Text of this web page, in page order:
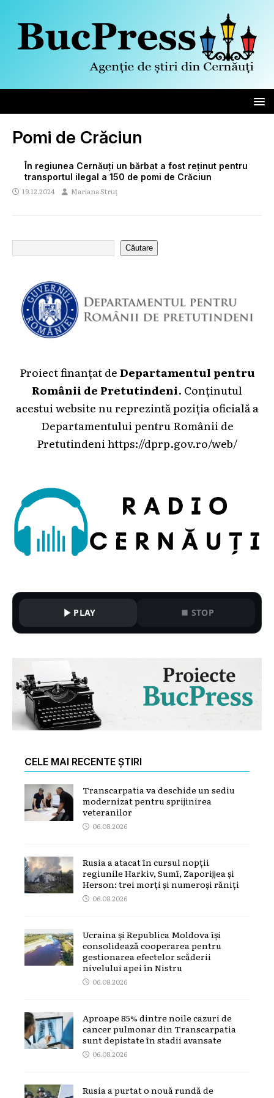
Pomi de Crăciun
În regiunea Cernăuți un bărbat a fost reținut pentru
transportul ilegal a 150 de pomi de Crăciun
19.12.2024 Mariana Struț
Căutare
Proiect finanțat deDepartamentul pentru
Românii de Pretutindeni. Conținutul
acestui website nu reprezintă poziția oficială a
Departamentului pentru Românii de
Pretutindeni https://dprp.gov.ro/web/
PLAY STOP
CELE MAI RECENTE ȘTIRI
Transcarpatia va deschide un sediu
modernizat pentru sprijinirea
veteranilor
06.08.2026
Rusia a atacat în cursul nopții
regiunile Harkiv, Sumî, Zaporijjea și
Herson: trei morți și numeroși răniți
06.08.2026
Ucraina și Republica Moldova își
consolidează cooperarea pentru
gestionarea efectelor scăderii
nivelului apei în Nistru
06.08.2026
Aproape 85% dintre noile cazuri de
cancer pulmonar din Transcarpatia
sunt depistate în stadii avansate
06.08.2026
Rusia a purtat o nouă rundă de